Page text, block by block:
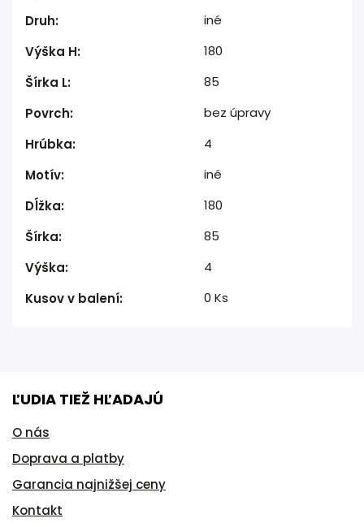
Druh:
iné
Výška H:
180
Šírka L:
85
Povrch:
bez úpravy
Hrúbka:
4
Motív:
iné
Dĺžka:
180
Šírka:
85
Výška:
4
Kusov v balení: 0 Ks
ĽUDIA TIEŽ HĽADAJÚ
O nás
Doprava a platby
Garancia najnižšej ceny
Kontakt